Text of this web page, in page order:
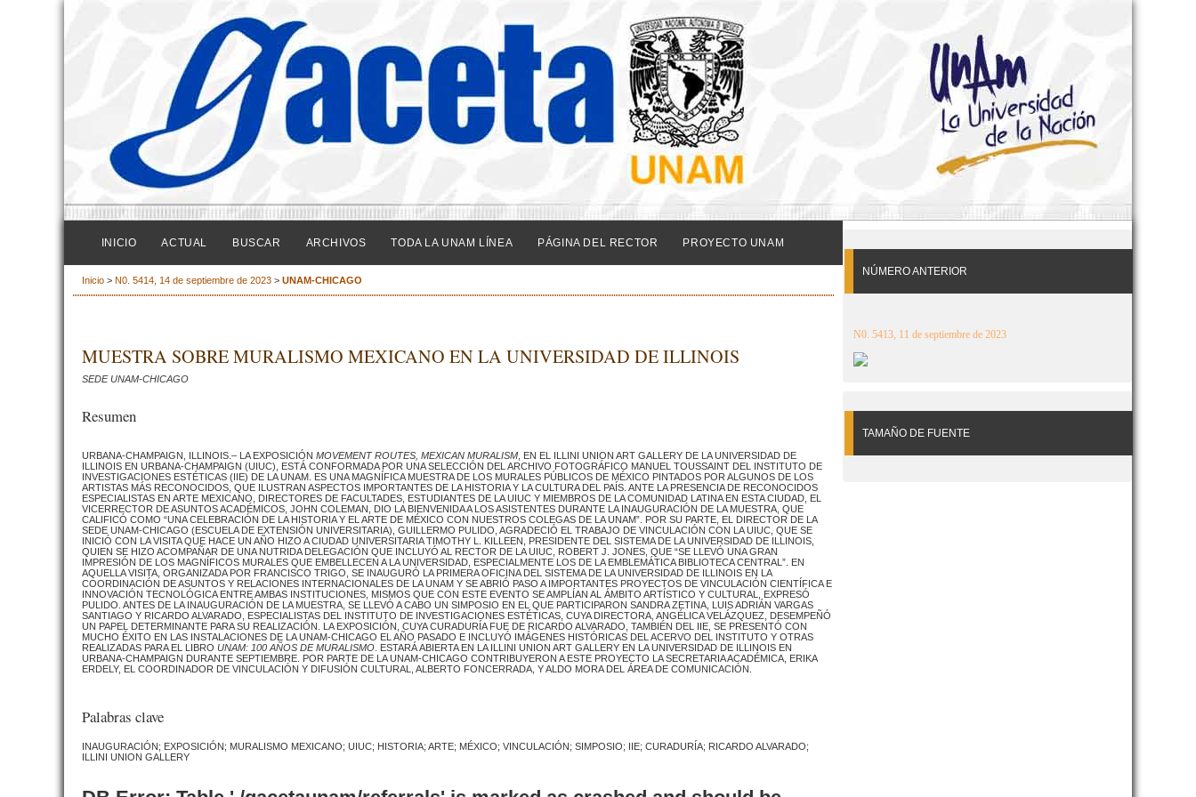
NÚMERO ANTERIOR
N0. 5413, 11 de septiembre de 2023
TAMAÑO DE FUENTE
INICIO ACTUAL BUSCAR ARCHIVOS TODA LA UNAM LÍNEA PÁGINA DEL RECTOR PROYECTO UNAM
Inicio > N0. 5414, 14 de septiembre de 2023 > UNAM-CHICAGO
MUESTRA SOBRE MURALISMO MEXICANO EN LA UNIVERSIDAD DE ILLINOIS
SEDE UNAM-CHICAGO
Resumen
URBANA-CHAMPAIGN, ILLINOIS.– LA EXPOSICIÓN MOVEMENTROUTES, MEXICAN MURALISM, EN EL ILLINI UNION ART GALLERY DE LA UNIVERSIDAD DE
ILLINOIS EN URBANA-CHAMPAIGN (UIUC), ESTÁ CONFORMADA POR UNA SELECCIÓN DEL ARCHIVO FOTOGRÁFICO MANUEL TOUSSAINT DEL INSTITUTO DE
INVESTIGACIONES ESTÉTICAS (IIE) DE LA UNAM. ES UNA MAGNÍFICA MUESTRA DE LOS MURALES PÚBLICOS DE MÉXICO PINTADOS POR ALGUNOS DE LOS
ARTISTAS MÁS RECONOCIDOS, QUE ILUSTRAN ASPECTOS IMPORTANTES DE LA HISTORIA Y LA CULTURA DEL PAÍS. ANTE LA PRESENCIA DE RECONOCIDOS
ESPECIALISTAS EN ARTE MEXICANO, DIRECTORES DE FACULTADES, ESTUDIANTES DE LA UIUC Y MIEMBROS DE LA COMUNIDAD LATINA EN ESTA CIUDAD, EL
VICERRECTOR DE ASUNTOS ACADÉMICOS, JOHN COLEMAN, DIO LA BIENVENIDA A LOS ASISTENTES DURANTE LA INAUGURACIÓN DE LA MUESTRA, QUE
CALIFICÓ COMO “UNA CELEBRACIÓN DE LA HISTORIA Y EL ARTE DE MÉXICO CON NUESTROS COLEGAS DE LA UNAM”. POR SU PARTE, EL DIRECTOR DE LA
SEDE UNAM-CHICAGO (ESCUELA DE EXTENSIÓN UNIVERSITARIA), GUILLERMO PULIDO, AGRADECIÓ EL TRABAJO DE VINCULACIÓN CON LA UIUC, QUE SE
INICIÓ CON LA VISITA QUE HACE UN AÑO HIZO A CIUDAD UNIVERSITARIA TIMOTHY L. KILLEEN, PRESIDENTE DEL SISTEMA DE LA UNIVERSIDAD DE ILLINOIS,
QUIEN SE HIZO ACOMPAÑAR DE UNA NUTRIDA DELEGACIÓN QUE INCLUYÓ AL RECTOR DE LA UIUC, ROBERT J. JONES, QUE “SE LLEVÓ UNA GRAN
IMPRESIÓN DE LOS MAGNÍFICOS MURALES QUE EMBELLECEN A LA UNIVERSIDAD, ESPECIALMENTE LOS DE LA EMBLEMÁTICA BIBLIOTECA CENTRAL”. EN
AQUELLA VISITA, ORGANIZADA POR FRANCISCO TRIGO, SE INAUGURÓ LA PRIMERA OFICINA DEL SISTEMA DE LA UNIVERSIDAD DE ILLINOIS EN LA
COORDINACIÓN DE ASUNTOS Y RELACIONES INTERNACIONALES DE LA UNAM Y SE ABRIÓ PASO A IMPORTANTES PROYECTOS DE VINCULACIÓN CIENTÍFICA E
INNOVACIÓN TECNOLÓGICA ENTRE AMBAS INSTITUCIONES, MISMOS QUE CON ESTE EVENTO SE AMPLÍAN AL ÁMBITO ARTÍSTICO Y CULTURAL, EXPRESÓ
PULIDO. ANTES DE LA INAUGURACIÓN DE LA MUESTRA, SE LLEVÓ A CABO UN SIMPOSIO EN EL QUE PARTICIPARON SANDRA ZETINA, LUIS ADRIÁN VARGAS
SANTIAGO Y RICARDO ALVARADO, ESPECIALISTAS DEL INSTITUTO DE INVESTIGACIONES ESTÉTICAS, CUYA DIRECTORA, ANGÉLICA VELÁZQUEZ, DESEMPEÑÓ
UN PAPEL DETERMINANTE PARA SU REALIZACIÓN. LA EXPOSICIÓN, CUYA CURADURÍA FUE DE RICARDO ALVARADO, TAMBIÉN DEL IIE, SE PRESENTÓ CON
MUCHO ÉXITO EN LAS INSTALACIONES DE LA UNAM-CHICAGO EL AÑO PASADO E INCLUYÓ IMÁGENES HISTÓRICAS DEL ACERVO DEL INSTITUTO Y OTRAS
REALIZADAS PARA EL LIBRO UNAM: 100 AÑOS DE MURALISMO. ESTARÁ ABIERTA EN LA ILLINI UNION ART GALLERY EN LA UNIVERSIDAD DE ILLINOIS EN
URBANA-CHAMPAIGN DURANTE SEPTIEMBRE. POR PARTE DE LA UNAM-CHICAGO CONTRIBUYERON A ESTE PROYECTO LA SECRETARIA ACADÉMICA, ERIKA
ERDELY, EL COORDINADOR DE VINCULACIÓN Y DIFUSIÓN CULTURAL, ALBERTO FONCERRADA, Y ALDO MORA DEL ÁREA DE COMUNICACIÓN.
Palabras clave
INAUGURACIÓN; EXPOSICIÓN; MURALISMO MEXICANO; UIUC; HISTORIA; ARTE; MÉXICO; VINCULACIÓN; SIMPOSIO; IIE; CURADURÍA; RICARDO ALVARADO;
ILLINI UNION GALLERY